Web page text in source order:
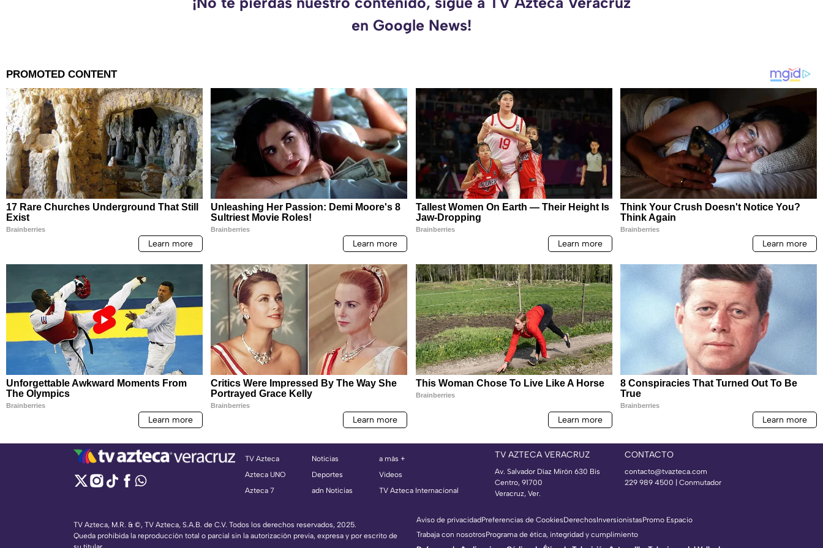
en Google News!
TV Azteca
Azteca UNO
Azteca 7
Noticias
Deportes
adn Noticias
a más +
Videos
TV Azteca Internacional
TV AZTECA VERACRUZ
Av. Salvador Díaz Mirón 630 Bis
Centro, 91700
Veracruz, Ver.
CONTACTO
contacto@tvazteca.com
229 989 4500 | Conmutador
TV Azteca, M.R. & ©, TV Azteca, S.A.B. de C.V. Todos los derechos reservados, 2025.
Queda prohibida la reproducción total o parcial sin la autorización previa, expresa y por escrito de
Aviso de privacidadPreferencias de CookiesDerechosInversionistasPromo Espacio
Trabaja con nosotrosPrograma de ética, integridad y cumplimiento